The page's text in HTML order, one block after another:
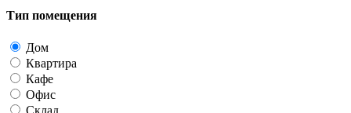
Тип помещения
Дом
Квартира
Кафе
Офис